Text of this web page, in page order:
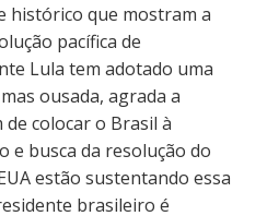
histórico que mostram a
pacífica de
Lula tem adotado uma
ousada, agrada a
colocar o Brasil à
e busca da resolução do
estão sustentando essa
brasileiro é